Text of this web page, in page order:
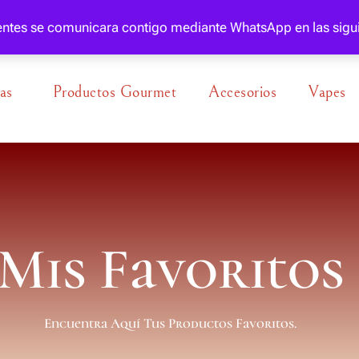
se comunicara contigo mediante WhatsApp en las
Productos Gourmet Accesorios Vapes
Favoritos
Encuentra Aquí Tus Productos Favoritos.